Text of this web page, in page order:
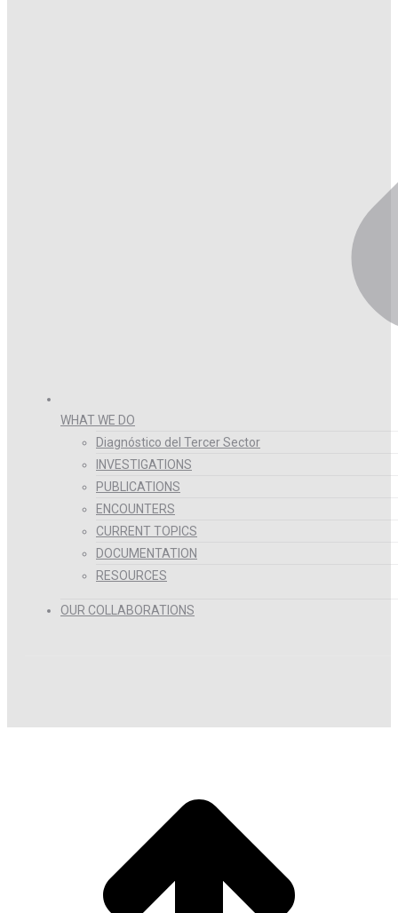
WHAT WE DO
Diagnóstico del Tercer Sector
INVESTIGATIONS
PUBLICATIONS
ENCOUNTERS
CURRENT TOPICS
DOCUMENTATION
RESOURCES
OUR COLLABORATIONS